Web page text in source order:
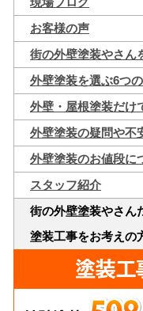
お客様の声
街の外壁塗装やさん
外壁塗装を選ぶ6つ
外壁・屋根塗装だけ
外壁塗装の疑問や不
外壁塗装のお値段に
スタッフ紹介
街の外壁塗装やさん
塗装工事をお考えの